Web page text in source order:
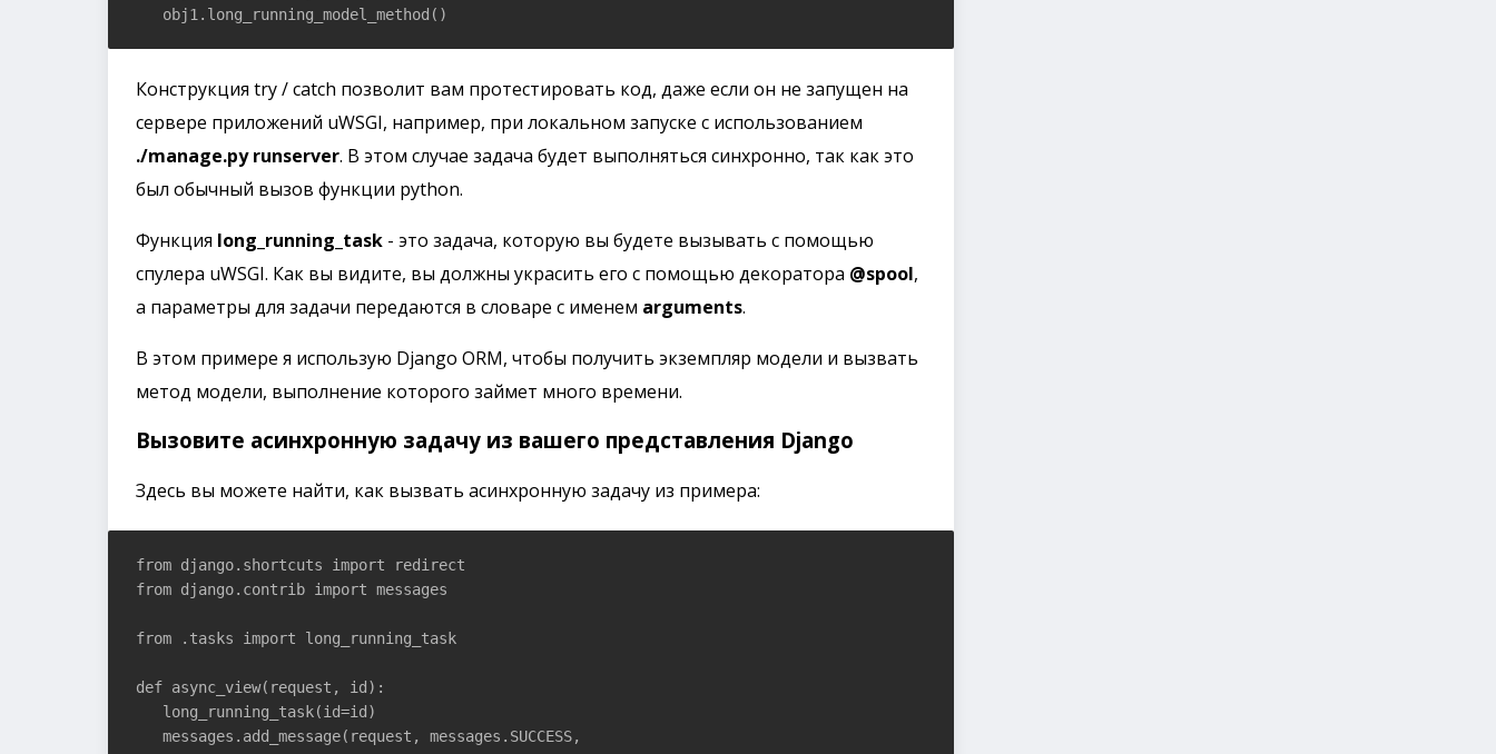
   obj1.long_running_model_method()
Конструкция try / catch позволит вам протестировать код, даже если он не запущен на
сервере приложений uWSGI, например, при локальном запуске с использованием
./manage.py runserver. В этом случае задача будет выполняться синхронно, так как это
был обычный вызов функции python.
Функция long_running_task - это задача, которую вы будете вызывать с помощью
спулера uWSGI. Как вы видите, вы должны украсить его с помощью декоратора @spool,
а параметры для задачи передаются в словаре с именем arguments.
В этом примере я использую Django ORM, чтобы получить экземпляр модели и вызвать
метод модели, выполнение которого займет много времени.
Вызовите асинхронную задачу из вашего представления Django
Здесь вы можете найти, как вызвать асинхронную задачу из примера:
from django.shortcuts import redirect
from django.contrib import messages
from .tasks import long_running_task
def async_view(request, id):
   long_running_task(id=id)
   messages.add_message(request, messages.SUCCESS,